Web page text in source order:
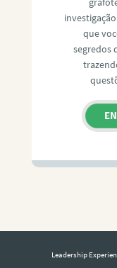
que
segredos
Leadership